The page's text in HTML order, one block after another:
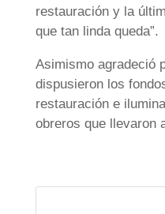
restauración y la
que tan linda queda”.
Asimismo agradeció
dispusieron los
restauración e
obreros que llevaron